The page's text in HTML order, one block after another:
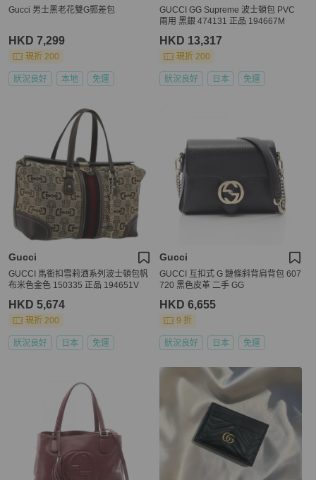
Gucci 男士黑老花雙G郵差包
HKD 7,299
現折 200
狀況良好 本地 免運
GUCCI GG Supreme 波士頓包 PVC
兩用 黑銀 474131 正品 194667M
HKD 13,317
現折 200
狀況良好 日本 免運
Gucci
GUCCI 馬銜扣雪莉酒系列波士頓包帆
布米色金色 150335 正品 194651V
HKD 5,674
現折 200
狀況良好 日本 免運
Gucci
GUCCI 互扣式 G 鏈條斜背肩背包 607
720 黑色皮革 二手 GG
HKD 6,655
9 折
狀況良好 日本 免運